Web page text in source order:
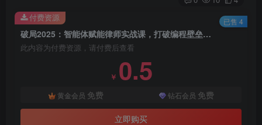
破局2025：智能体赋能律师实战课，打破编程壁垒，完成复杂任务，沉淀专属知识，赋能律师实务
此内容为付费资源，请付费后查看
￥ 0.5
黄金会员 免费 钻石会员 免费
立即购买
付费资源 已售 4